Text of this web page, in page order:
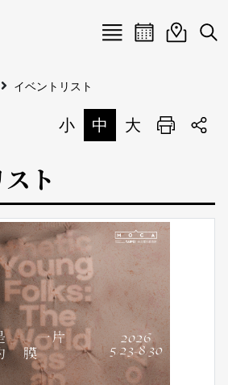
Menu
中文
イベントカレ
イベン検
イベントリスト
小 中 大 印刷
ト